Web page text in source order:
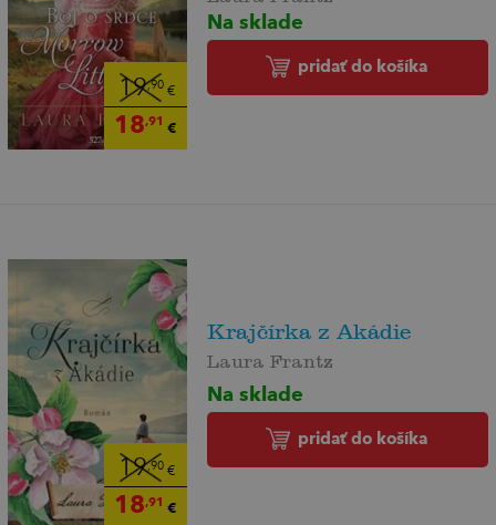
19,90€
18,91 €
Na sklade
pridať do košíka
19,90€
18,91 €
Krajčírka z Akádie
Laura Frantz
Na sklade
pridať do košíka